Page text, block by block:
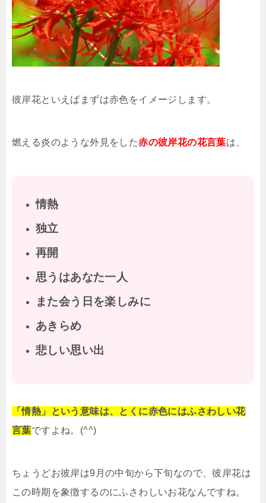
彼岸花といえばまずは赤色をイメージします。
燃える炎のような外見をした赤の彼岸花の花言葉は、
情熱
独立
再開
思うはあなた一人
また会う日を楽しみに
あきらめ
悲しい思い出
「情熱」という意味は、とくに赤色にはふさわしい花
言葉ですよね。(^^)
ちょうどお彼岸は9月の中旬から下旬なので、彼岸花は
この時期を象徴するのにふさわしいお花なんですね。